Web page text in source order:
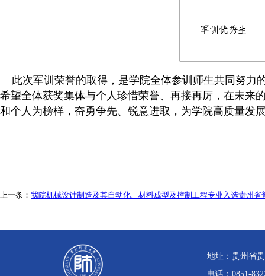
此次军训荣誉的取得，是学院全体参训师生共同努力
希望全体获奖集体与个人珍惜荣誉、再接再厉，在未来
和个人为榜样，奋勇争先、锐意进取，为学院高质量发
上一条： 我院机械设计制造及其自动化、材料成型及控制工程专业入选贵州省
地址：贵州省
电话：0851-